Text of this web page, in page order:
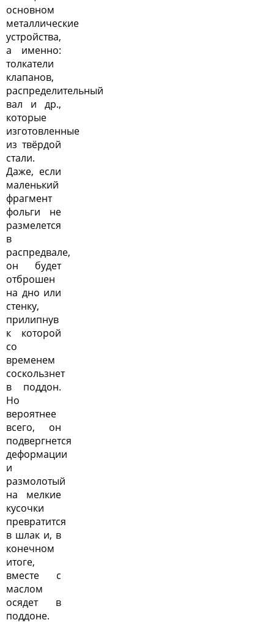
основном
металлические
устройства,
а именно:
толкатели
клапанов,
распределительный
вал и др.,
которые
изготовленные
из твёрдой
стали.
Даже, если
маленький
фрагмент
фольги не
размелется
в
распредвале,
он будет
отброшен
на дно или
стенку,
прилипнув
к которой
со
временем
соскользнет
в поддон.
Но
вероятнее
всего, он
подвергнется
деформации
и
размолотый
на мелкие
кусочки
превратится
в шлак и, в
конечном
итоге,
вместе с
маслом
осядет в
поддоне.